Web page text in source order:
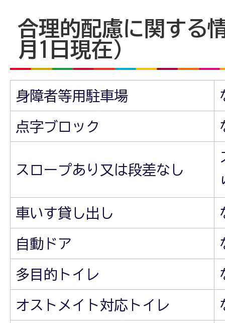
合理的配慮に関する
月1日現在）
身障者等用駐車場
点字ブロック
スロープあり又は段差なし
車いす貸し出し
自動ドア
多目的トイレ
オストメイト対応トイレ